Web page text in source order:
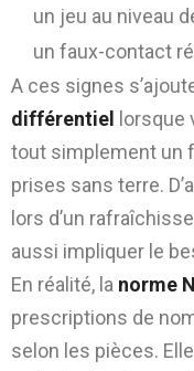
un jeu au niveau
un faux-contact
A ces signes
différentiel lorsque
tout simplement un
prises sans terre.
lors d’un
aussi impliquer le
En réalité, la norme
prescriptions de
selon les pièces.